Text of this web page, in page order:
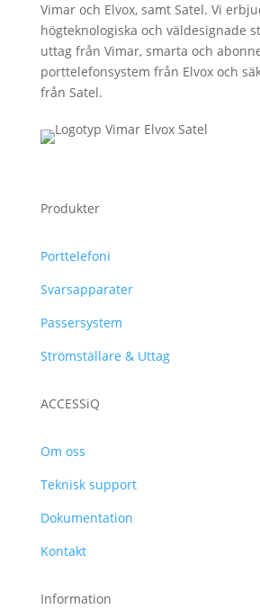
Vimar och Elvox, samt Satel. Vi
högteknologiska och väldesignade
uttag från Vimar, smarta och
porttelefonsystem från Elvox och
från Satel.
Produkter
Porttelefoni
Svarsapparater
Passersystem
Strömställare & Uttag
ACCESSiQ
Om oss
Teknisk support
Dokumentation
Kontakt
Information